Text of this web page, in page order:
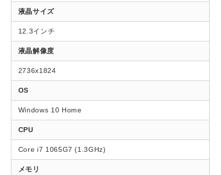
液晶サイズ
12.3インチ
液晶解像度
2736x1824
OS
Windows 10 Home
CPU
Core i7 1065G7 (1.3GHz)
メモリ